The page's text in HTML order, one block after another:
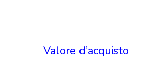
Valore d’acquisto